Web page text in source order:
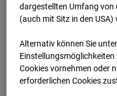
dargestellten Umfang von
(auch mit Sitz in den
Alternativ können Sie
Cookies vornehmen oder
erforderlichen Cookies